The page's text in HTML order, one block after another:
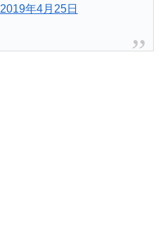
2019年4月25日